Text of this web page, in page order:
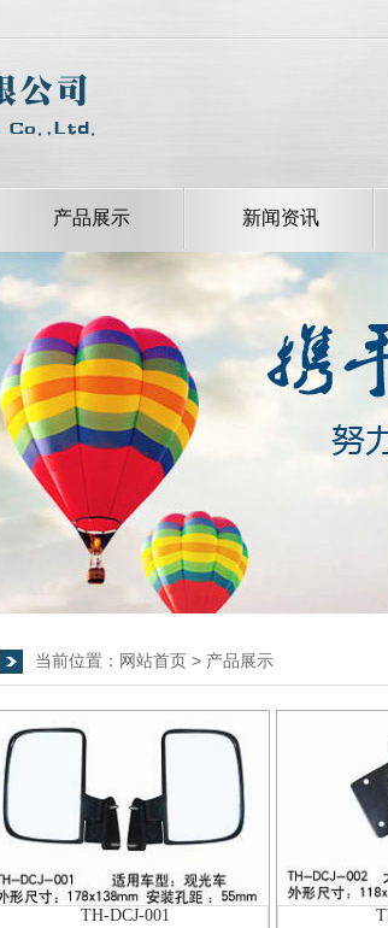
产品展示 新闻资讯
当前位置： 网站首页 > 产品展示
TH-DCJ-001